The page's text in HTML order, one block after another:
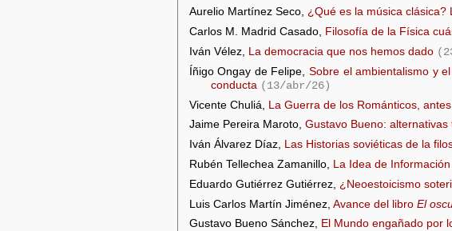
Aurelio Martínez Seco, ¿Qué es la música clásica?
Carlos M. Madrid Casado, Filosofía de la Física
Iván Vélez,
La democracia que nos hemos dado
Íñigo Ongay de Felipe,Sobre el ambientalismo y
conducta (13/abr/26)
Vicente Chuliá, La Guerra de los Románticos,
Jaime Pereira Maroto, Gustavo Bueno:
Iván Álvarez Díaz, Las Historias soviéticas de la
Rubén Tellechea Zamanillo,
La Idea de Información
Eduardo Gutiérrez Gutiérrez, ¿Neoestoicismo
Luis Carlos Martín Jiménez, Avance del libro El
Gustavo Bueno Sánchez, El Mundo engañado por